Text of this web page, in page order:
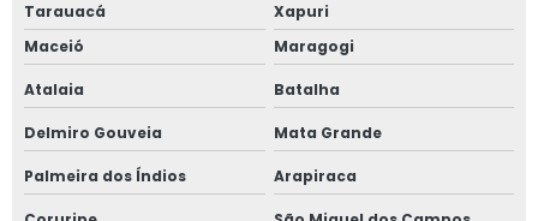
Tarauacá
Xapuri
Maceió
Maragogi
Atalaia Batalha
Delmiro Gouveia Mata Grande
Palmeira dos Índios Arapiraca